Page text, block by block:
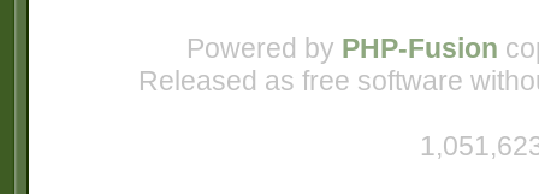
Powered by PHP-Fusion
Released as free software